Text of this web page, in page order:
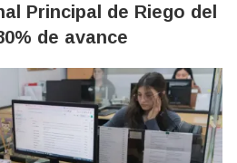
Principal de Riego del
de avance